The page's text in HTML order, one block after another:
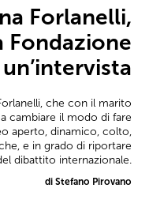
Forlanelli,
Fondazione
che con il marito
cambiare il modo di fare
aperto, dinamico, colto,
e in grado di riportare
dibattito internazionale.
di Stefano Pirovano